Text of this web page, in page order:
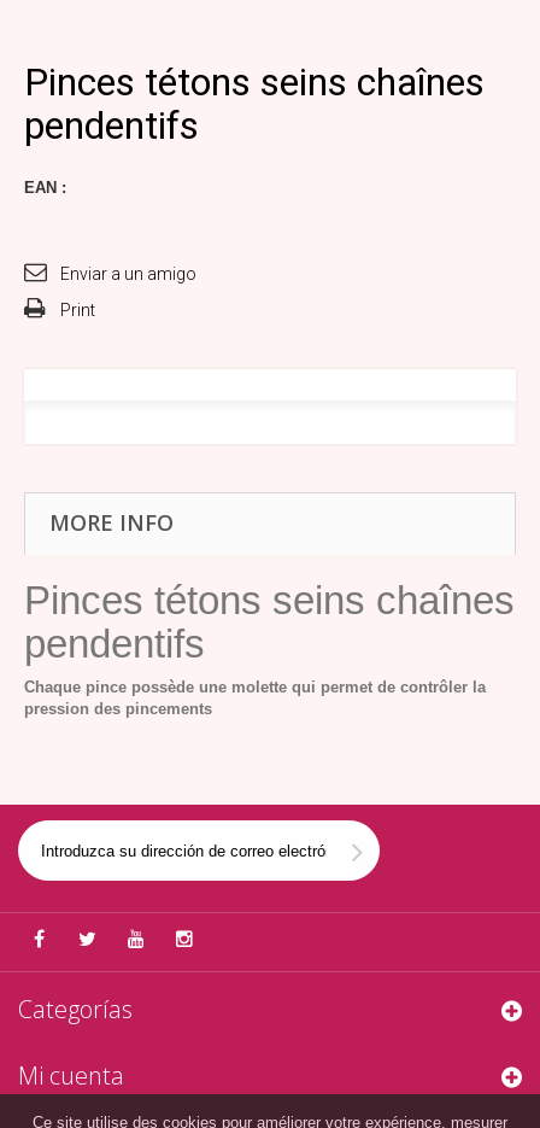
Pinces tétons seins chaînes
pendentifs
EAN :
Enviar a un amigo
Print
MORE INFO
Pinces tétons seins chaînes
pendentifs
Chaque pince possède une molette qui permet de contrôler la
pression des pincements
Categorías
Mi cuenta
Ce site utilise des cookies pour améliorer votre expérience, mesurer